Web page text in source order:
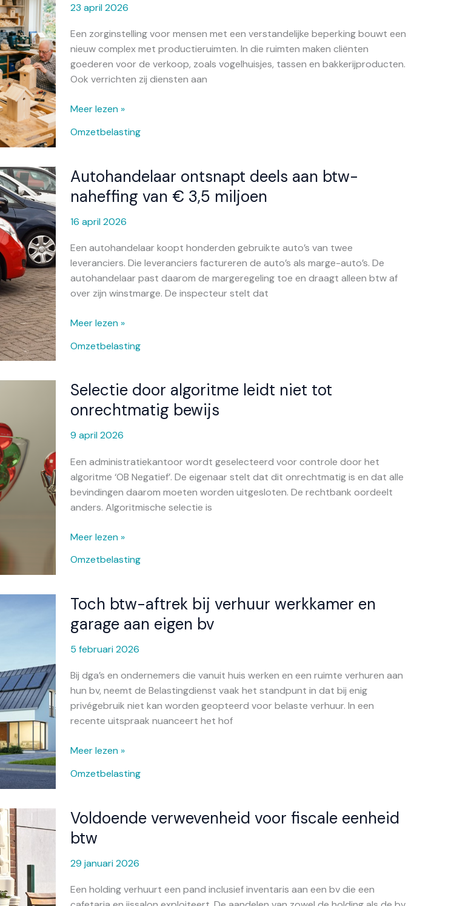
23 april 2026
Een zorginstelling voor mensen met een verstandelijke beperking bouwt een
nieuw complex met productieruimten. In die ruimten maken cliënten
goederen voor de verkoop, zoals vogelhuisjes, tassen en bakkerijproducten.
Ook verrichten zij diensten aan
aftrekbaar
oude
afspraak
Meer lezen »
Omzetbelasting
Autohandelaar ontsnapt deels aan btw-
naheffing van € 3,5 miljoen
16 april 2026
Een autohandelaar koopt honderden gebruikte auto’s van twee
leveranciers. Die leveranciers factureren de auto’s als marge-auto’s. De
autohandelaar past daarom de margeregeling toe en draagt alleen btw af
over zijn winstmarge. De inspecteur stelt dat
Autohandelaar
ontsnapt
deels
aan
naheffing
van
€
3,5
Meer lezen »
Omzetbelasting
Selectie door algoritme leidt niet tot
onrechtmatig bewijs
9 april 2026
Een administratiekantoor wordt geselecteerd voor controle door het
algoritme ‘OB Negatief’. De eigenaar stelt dat dit onrechtmatig is en dat alle
bevindingen daarom moeten worden uitgesloten. De rechtbank oordeelt
anders. Algoritmische selectie is
Selectie
algoritme
leidt
tot
onrechtmatig
bewijs
Meer lezen »
Omzetbelasting
Toch btw-aftrek bij verhuur werkkamer en
garage aan eigen bv
5 februari 2026
Bij dga’s en ondernemers die vanuit huis werken en een ruimte verhuren aan
hun bv, neemt de Belastingdienst vaak het standpunt in dat bij enig
privégebruik niet kan worden geopteerd voor belaste verhuur. In een
recente uitspraak nuanceert het hof
Toch
aftrek
bij
werkkamer
en
garage
aan
bv
Meer lezen »
Omzetbelasting
Voldoende verwevenheid voor fiscale eenheid
btw
29 januari 2026
Een holding verhuurt een pand inclusief inventaris aan een bv die een
Voldoende
verwevenheid
voor
fiscale
btw